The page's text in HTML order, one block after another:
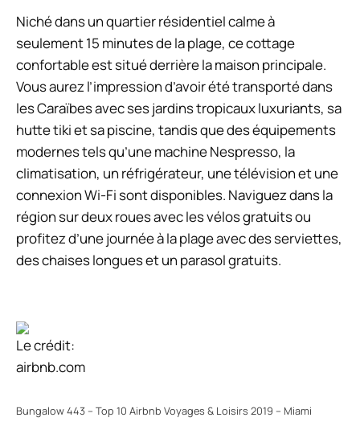
Niché dans un quartier résidentiel calme à
seulement 15 minutes de la plage, ce cottage
confortable est situé derrière la maison principale.
Vous aurez l’impression d’avoir été transporté dans
les Caraïbes avec ses jardins tropicaux luxuriants, sa
hutte tiki et sa piscine, tandis que des équipements
modernes tels qu’une machine Nespresso, la
climatisation, un réfrigérateur, une télévision et une
connexion Wi-Fi sont disponibles. Naviguez dans la
région sur deux roues avec les vélos gratuits ou
profitez d’une journée à la plage avec des serviettes,
des chaises longues et un parasol gratuits.
Le crédit:
airbnb.com
Bungalow 443 – Top 10 Airbnb Voyages & Loisirs 2019 – Miami